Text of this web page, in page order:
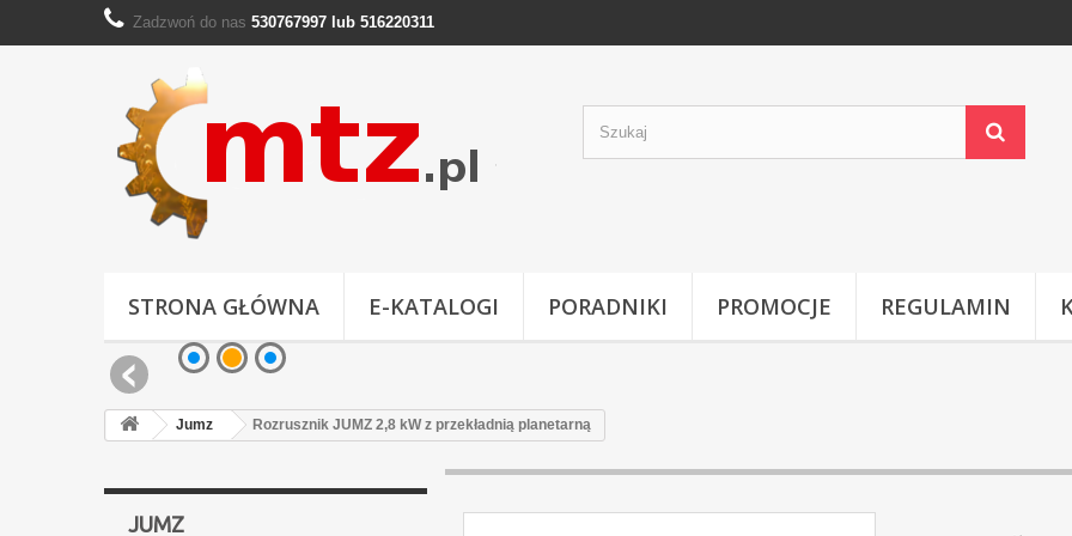
Zadzwoń do nas 530767997 lub 516220311
STRONA GŁÓWNA E-KATALOGI PORADNIKI PROMOCJE REGULAMIN
Jumz Rozrusznik JUMZ 2,8 kW z przekładnią planetarną
JUMZ